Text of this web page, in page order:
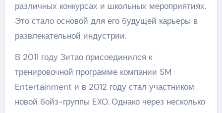
различных конкурсах и школьных мероприятиях.
Это стало основой для его будущей карьеры в
развлекательной индустрии.
В 2011 году Зитао присоединился к
тренировочной программе компании SM
Entertainment и в 2012 году стал участником
новой бойз-группы EXO. Однако через несколько